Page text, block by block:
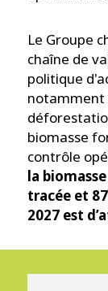
Le Groupe
chaîne de
politique
notamment
biomasse
contrôle
la
tracée et
2027 est